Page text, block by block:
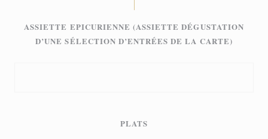
ASSIETTE EPICURIENNE (ASSIETTE DÉGUSTATION
D’UNE SÉLECTION D’ENTRÉES DE LA CARTE)
PLATS